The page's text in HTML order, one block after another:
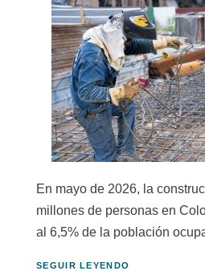
En mayo de 2026, la
millones de personas en
al 6,5% de la población
SEGUIR LEYENDO